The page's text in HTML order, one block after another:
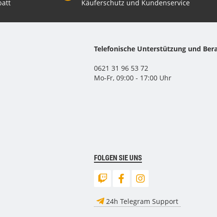
Käuferschutz und Kundenservice
Telefonische Unterstützung und
0621 31 96 53 72
Mo-Fr, 09:00 - 17:00 Uhr
FOLGEN SIE UNS
24h Telegram Support